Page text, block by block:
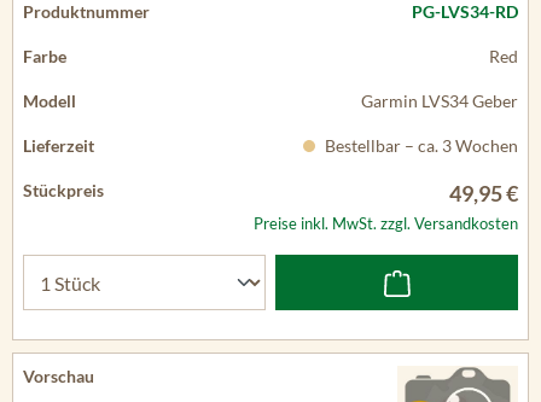
PG-LVS34-RD
Red
Garmin LVS34 Geber
Bestellbar – ca. 3 Wochen
49,95 €
Preise inkl. MwSt. zzgl. Versandkosten